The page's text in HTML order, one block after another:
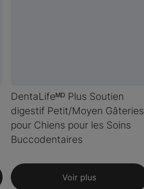
DentaLifeᴹᴰ Plus Soutien
digestif Petit/Moyen Gâteries
pour Chiens pour les Soins
Buccodentaires
Voir plus